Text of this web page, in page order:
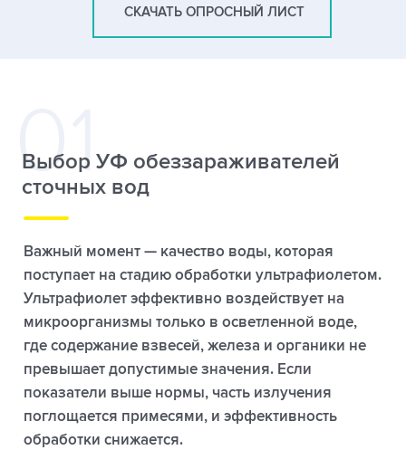
СКАЧАТЬ ОПРОСНЫЙ ЛИСТ
Выбор УФ обеззараживателей
сточных вод
Важный момент — качество воды, которая
поступает на стадию обработки ультрафиолетом.
Ультрафиолет эффективно воздействует на
микроорганизмы только в осветленной воде,
где содержание взвесей, железа и органики не
превышает допустимые значения. Если
показатели выше нормы, часть излучения
поглощается примесями, и эффективность
обработки снижается.